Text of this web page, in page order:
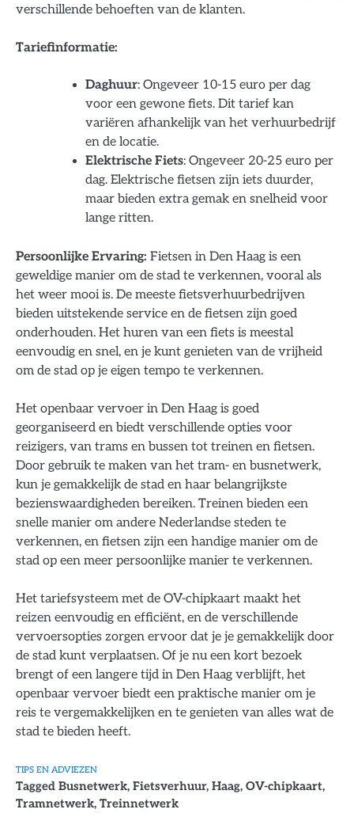
verschillende behoeften van de klanten.
Tariefinformatie:
Daghuur: Ongeveer 10-15 euro per dag
voor een gewone fiets. Dit tarief kan
variëren afhankelijk van het verhuurbedrijf
en de locatie.
Elektrische Fiets: Ongeveer 20-25 euro per
dag. Elektrische fietsen zijn iets duurder,
maar bieden extra gemak en snelheid voor
lange ritten.
Persoonlijke Ervaring: Fietsen in Den Haag is een
geweldige manier om de stad te verkennen, vooral als
het weer mooi is. De meeste fietsverhuurbedrijven
bieden uitstekende service en de fietsen zijn goed
onderhouden. Het huren van een fiets is meestal
eenvoudig en snel, en je kunt genieten van de vrijheid
om de stad op je eigen tempo te verkennen.
Het openbaar vervoer in Den Haag is goed
georganiseerd en biedt verschillende opties voor
reizigers, van trams en bussen tot treinen en fietsen.
Door gebruik te maken van het tram- en busnetwerk,
kun je gemakkelijk de stad en haar belangrijkste
bezienswaardigheden bereiken. Treinen bieden een
snelle manier om andere Nederlandse steden te
verkennen, en fietsen zijn een handige manier om de
stad op een meer persoonlijke manier te verkennen.
Het tariefsysteem met de OV-chipkaart maakt het
reizen eenvoudig en efficiënt, en de verschillende
vervoersopties zorgen ervoor dat je je gemakkelijk door
de stad kunt verplaatsen. Of je nu een kort bezoek
brengt of een langere tijd in Den Haag verblijft, het
openbaar vervoer biedt een praktische manier om je
reis te vergemakkelijken en te genieten van alles wat de
stad te bieden heeft.
TIPS EN ADVIEZEN
Tagged Busnetwerk, Fietsverhuur, Haag, OV-chipkaart,
Tramnetwerk, Treinnetwerk